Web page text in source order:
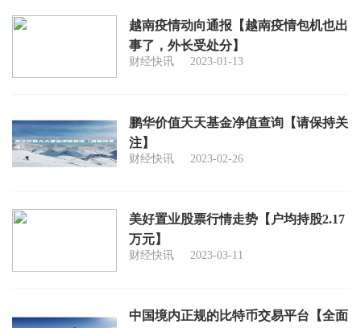
越南疫情动向通报【越南疫情包机也出
事了，外长受处分】
财经快讯 2023-01-13
鹏华价值天天基金净值查询【请保持关
注】
财经快讯 2023-02-26
美好置业股票行情走势【户均持股2.17
万元】
财经快讯 2023-03-11
中国境内正规的比特币交易平台【全面